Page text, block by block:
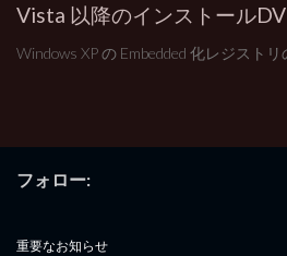
Vista 以降のインストール
Windows XP の Embedded 化レジストリ
フォロー:
重要なお知らせ